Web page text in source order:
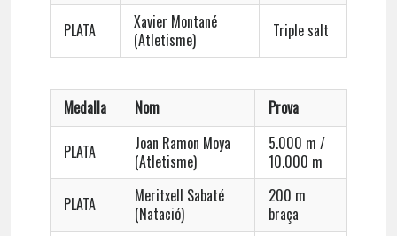
PLATA
Xavier Montané
(Atletisme)
Triple salt
Medalla Nom Prova
PLATA
Joan Ramon Moya
(Atletisme)
5.000 m /
10.000 m
PLATA
Meritxell Sabaté
(Natació)
200 m
braça